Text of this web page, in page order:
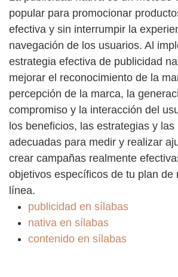
popular para promocionar
efectiva y sin interrumpir la
navegación de los usuarios. Al
estrategia efectiva de publicidad
mejorar el reconocimiento de la
percepción de la marca, la
compromiso y la interacción del
los beneficios, las estrategias y
adecuadas para medir y realizar
crear campañas realmente
objetivos específicos de tu plan de
línea.
publicidad en sílabas
nativa en sílabas
contenido en sílabas